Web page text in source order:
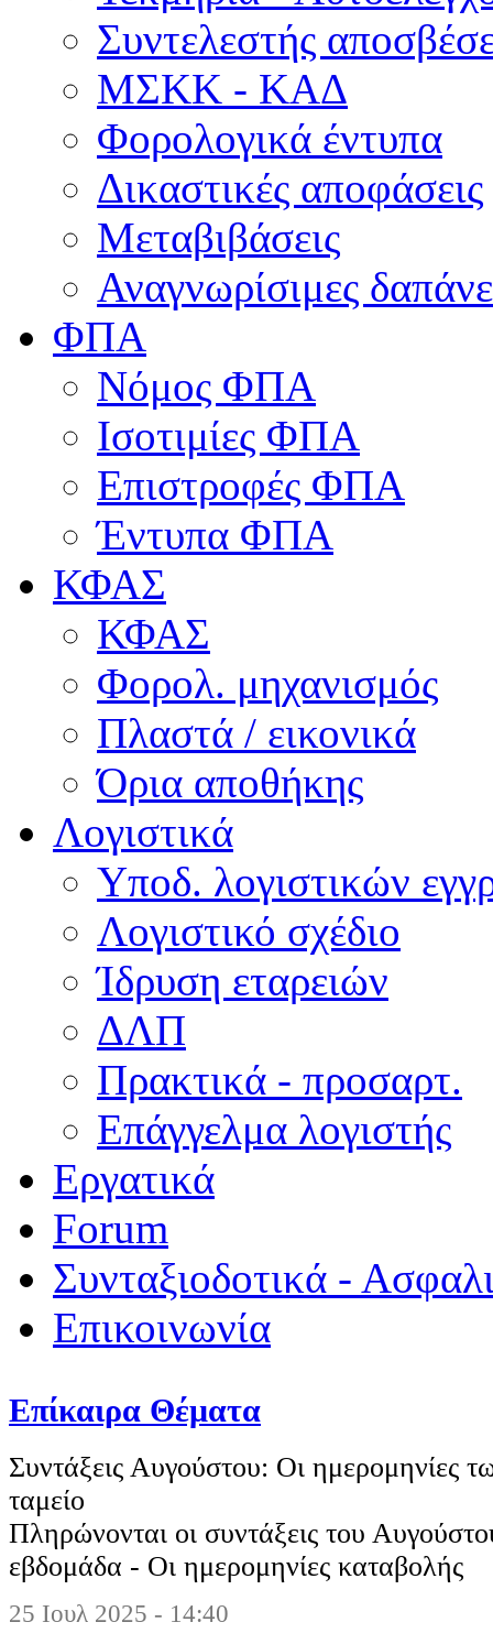
Συντελεστής
ΜΣKΚ - ΚΑΔ
Φορολογικά έντυπα
Δικαστικές αποφάσεις
Μεταβιβάσεις
Αναγνωρίσιμες
ΦΠΑ
Νόμος ΦΠΑ
Ισοτιμίες ΦΠΑ
Επιστροφές ΦΠΑ
Έντυπα ΦΠΑ
ΚΦΑΣ
ΚΦΑΣ
Φορολ. μηχανισμός
Πλαστά / εικονικά
Όρια αποθήκης
Λογιστικά
Υποδ. λογιστικών
Λογιστικό σχέδιο
Ίδρυση εταρειών
ΔΛΠ
Πρακτικά - προσαρτ.
Επάγγελμα λογιστής
Εργατικά
Forum
Συνταξιοδοτικά -
Επικοινωνία
Επίκαιρα Θέματα
Συντάξεις Αυγούστου: Οι ημερομηνίες
ταμείο
Πληρώνονται οι συντάξεις του
εβδομάδα - Οι ημερομηνίες καταβολής
25 Ιουλ 2025 - 14:40